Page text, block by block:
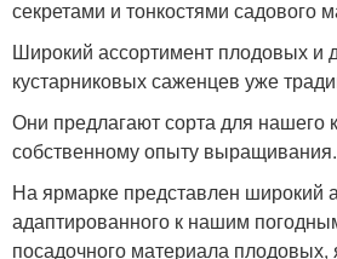
секретами и тонкостями садового
Широкий ассортимент плодовых и
кустарниковых саженцев уже
Они предлагают сорта для нашего
собственному опыту выращивания.
На ярмарке представлен широкий
адаптированного к нашим
посадочного материала плодовых,